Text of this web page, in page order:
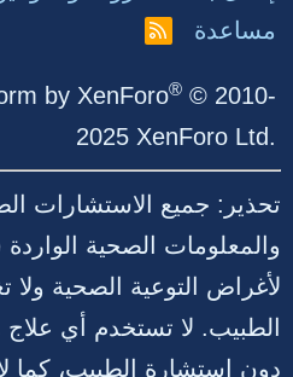
مساعدة
R
by XenForo® © 2010-
2025 XenForo Ltd.
تحذير: جميع الاستشارات
والمعلومات الصحية
لأغراض التوعية الصحية
الطبيب. لا تستخدم أي
دون استشارة الطبيب، كما